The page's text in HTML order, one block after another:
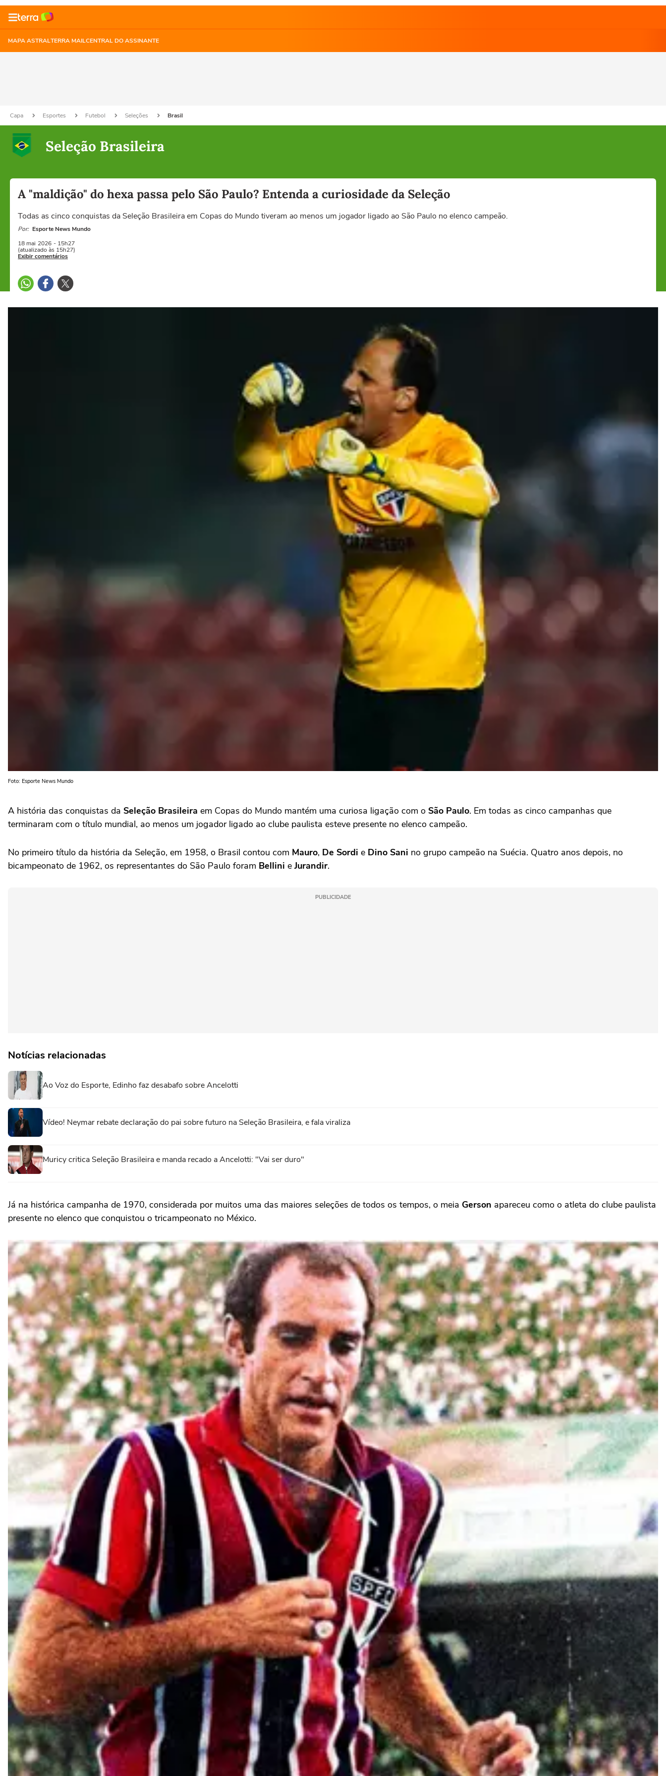
MAPA ASTRALTERRA MAILCENTRAL DO ASSINANTE
Capa Esportes Futebol Seleções Brasil
Seleção Brasileira
A "maldição" do hexa passa pelo São Paulo? Entenda a curiosidade da Seleção
Todas as cinco conquistas da Seleção Brasileira em Copas do Mundo tiveram ao menos um jogador ligado ao São Paulo no elenco campeão.
Por: Esporte News Mundo
18 mai 2026 - 15h27
(atualizado às 15h27)
Exibir comentários
Foto: Esporte News Mundo
A história das conquistas da Seleção Brasileira em Copas do Mundo mantém uma curiosa ligação com o São Paulo. Em todas as cinco campanhas que
terminaram com o título mundial, ao menos um jogador ligado ao clube paulista esteve presente no elenco campeão.
No primeiro título da história da Seleção, em 1958, o Brasil contou com Mauro, De Sordi e Dino Sani no grupo campeão na Suécia. Quatro anos depois, no
bicampeonato de 1962, os representantes do São Paulo foram Bellini e Jurandir.
PUBLICIDADE
Notícias relacionadas
Ao Voz do Esporte, Edinho faz desabafo sobre Ancelotti
Vídeo! Neymar rebate declaração do pai sobre futuro na Seleção Brasileira, e fala viraliza
Muricy critica Seleção Brasileira e manda recado a Ancelotti: "Vai ser duro"
Já na histórica campanha de 1970, considerada por muitos uma das maiores seleções de todos os tempos, o meia Gerson apareceu como o atleta do clube paulista
presente no elenco que conquistou o tricampeonato no México.